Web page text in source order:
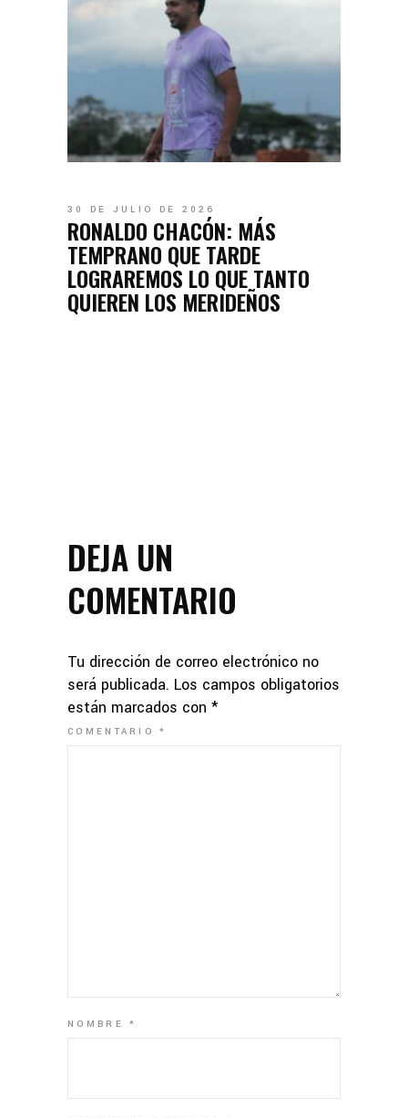
30 DE JULIO DE 2026
RONALDO CHACÓN: MÁS
TEMPRANO QUE TARDE
LOGRAREMOS LO QUE TANTO
QUIEREN LOS MERIDEÑOS
DEJA UN
COMENTARIO
Tu dirección de correo electrónico no
será publicada. Los campos obligatorios
están marcados con *
COMENTARIO*
NOMBRE*